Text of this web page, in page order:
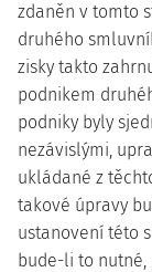
zdaněn v tomto
druhého
zisky takto
podnikem
podniky byly
nezávislými,
ukládané z
takové úpravy
ustanovení této
bude-li to nutné,